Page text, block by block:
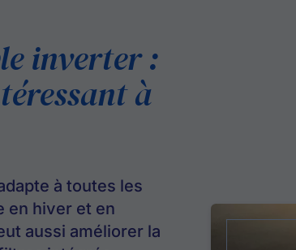
inverter :
à
à toutes les
en hiver et en
aussi améliorer la